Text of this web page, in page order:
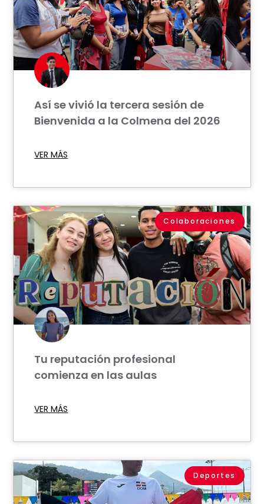
Así se vivió la tercera sesión de
Bienvenida a la Colmena del 2026
VER MÁS
Colaboraciones
Tu reputación profesional
comienza en las aulas
VER MÁS
Deportes